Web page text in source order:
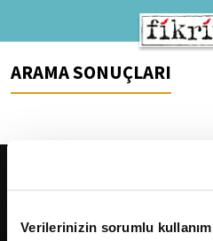
Verilerinizin sorumlu
ARAMA SONUÇLARI